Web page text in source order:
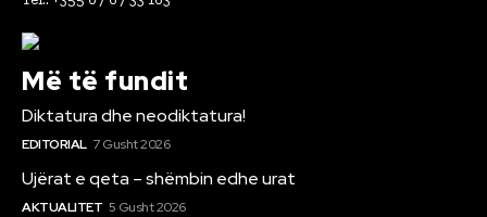
Më të fundit
Diktatura dhe neodiktatura!
EDITORIAL 7 Gusht 2026
Ujërat e qeta – shëmbin edhe urat
AKTUALITET 5 Gusht 2026